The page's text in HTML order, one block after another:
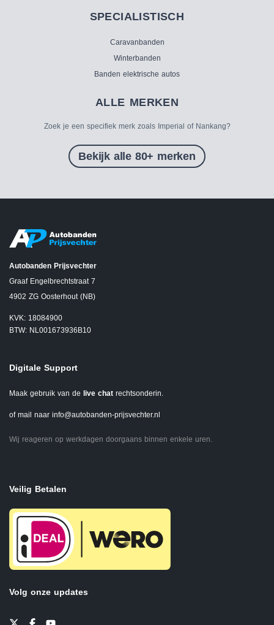
SPECIALISTISCH
Caravanbanden
Winterbanden
Banden elektrische autos
ALLE MERKEN
Zoek je een specifiek merk zoals Imperial of Nankang?
Bekijk alle 80+ merken
Autobanden Prijsvechter
Graaf Engelbrechtstraat 7
4902 ZG Oosterhout (NB)
KVK: 18084900
BTW: NL001673936B10
Digitale Support
Maak gebruik van de live chat rechtsonderin.
of mail naar info@autobanden-prijsvechter.nl
Wij reageren op werkdagen doorgaans binnen enkele uren.
Veilig Betalen
Volg onze updates